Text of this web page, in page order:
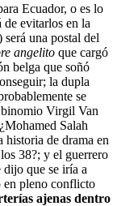
Ecuador, o es lo
evitarlos en la
una postal del
angelito que cargó
belga que soñó
la dupla
se
binomio Virgil Van
Salah
historia de drama en
38?; y el guerrero
que se iría a
en pleno conflicto
ajenas dentro